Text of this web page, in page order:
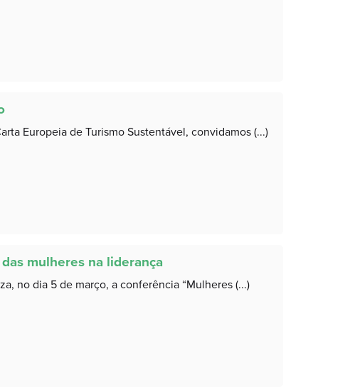
Europeia de Turismo Sustentável, convidamos (...)
mulheres na liderança
no dia 5 de março, a conferência “Mulheres (...)